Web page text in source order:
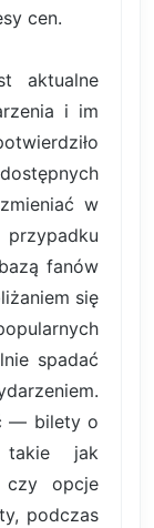
cen.
aktualne
i im
w
fanów
się
spadać
— bilety o
takie jak
czy opcje
podczas